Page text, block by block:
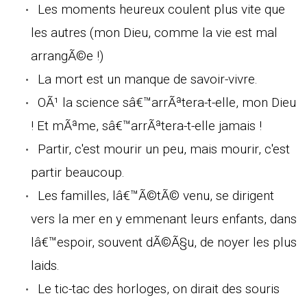
Les moments heureux coulent plus vite que
les autres (mon Dieu, comme la vie est mal
arrangÃ©e !)
La mort est un manque de savoir-vivre.
OÃ¹ la science sâ€™arrÃªtera-t-elle, mon Dieu
! Et mÃªme, sâ€™arrÃªtera-t-elle jamais !
Partir, c'est mourir un peu, mais mourir, c'est
partir beaucoup.
Les familles, lâ€™Ã©tÃ© venu, se dirigent
vers la mer en y emmenant leurs enfants, dans
lâ€™espoir, souvent dÃ©Ã§u, de noyer les plus
laids.
Le tic-tac des horloges, on dirait des souris